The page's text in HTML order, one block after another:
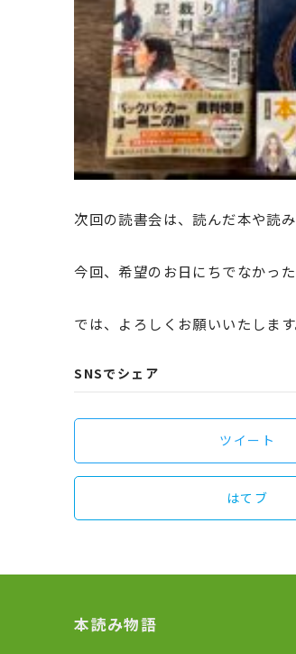
次回の読書会は、読んだ本や読
今回、希望のお日にちでなかっ
では、よろしくお願いいたします
SNSでシェア
ツイート
はてブ
本読み物語